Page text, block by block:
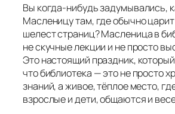
Вы когда-нибудь задумывались,
Масленицу там, где обычно
шелест страниц? Масленица в
не скучные лекции и не просто
Это настоящий праздник,
что библиотека — это не просто
знаний, а живое, тёплое место,
взрослые и дети, общаются и